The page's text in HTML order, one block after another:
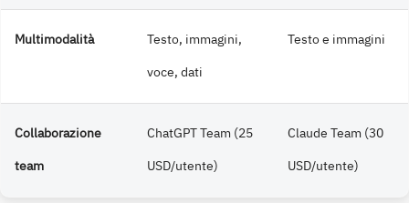
Multimodalità
Testo, immagini,
voce, dati
Testo e immagini
Collaborazione
team
ChatGPT Team (25
USD/utente)
Claude Team (30
USD/utente)